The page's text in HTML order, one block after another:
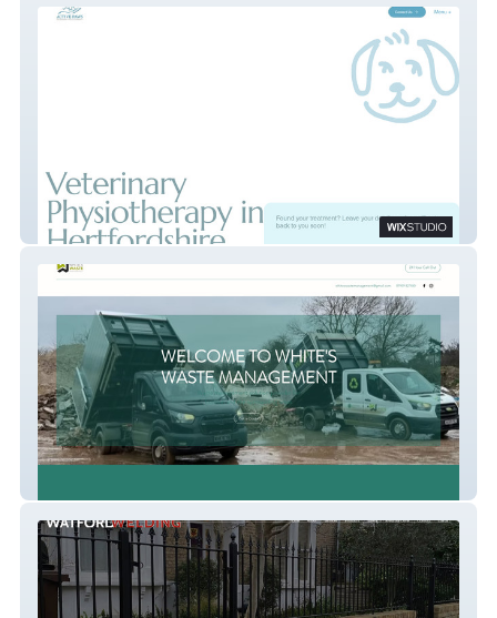
Active paws